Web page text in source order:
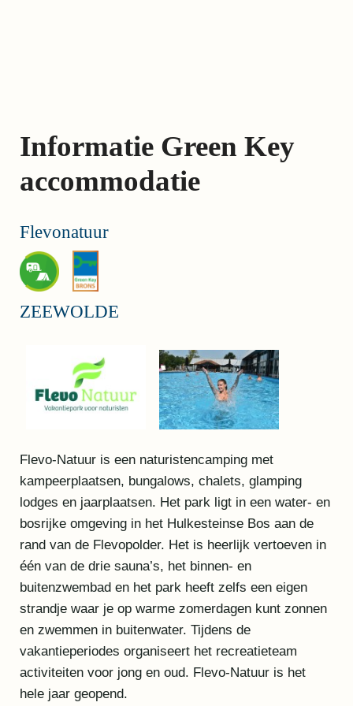
Jump
to
the
Informatie Green Key
accommodatie
Flevonatuur
ZEEWOLDE
Flevo-Natuur is een naturistencamping met
kampeerplaatsen, bungalows, chalets, glamping
lodges en jaarplaatsen. Het park ligt in een water- en
bosrijke omgeving in het Hulkesteinse Bos aan de
rand van de Flevopolder. Het is heerlijk vertoeven in
één van de drie sauna’s, het binnen- en
buitenzwembad en het park heeft zelfs een eigen
strandje waar je op warme zomerdagen kunt zonnen
en zwemmen in buitenwater. Tijdens de
vakantieperiodes organiseert het recreatieteam
activiteiten voor jong en oud. Flevo-Natuur is het
hele jaar geopend.